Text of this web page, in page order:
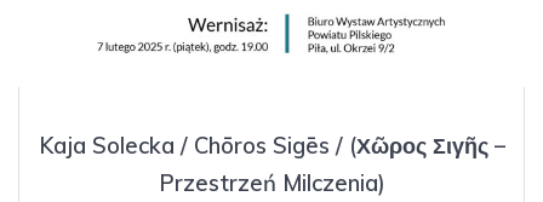
Kaja Solecka / Chōros Sigēs / (Χῶρος Σιγῆς –
Przestrzeń Milczenia)